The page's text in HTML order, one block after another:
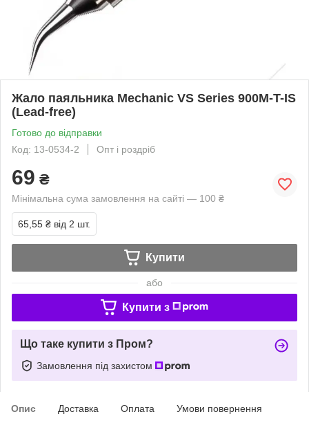
Жало паяльника Mechanic VS Series 900M-T-IS
(Lead-free)
Готово до відправки
Код: 13-0534-2
Опт і роздріб
69 ₴
Мінімальна сума замовлення на сайті — 100 ₴
65,55 ₴ від 2 шт.
Купити
або
Купити з
Що таке купити з Пром?
Замовлення під захистом
Опис Доставка Оплата Умови повернення